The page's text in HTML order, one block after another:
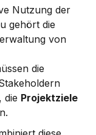
gehört die
von
die
die Projektziele